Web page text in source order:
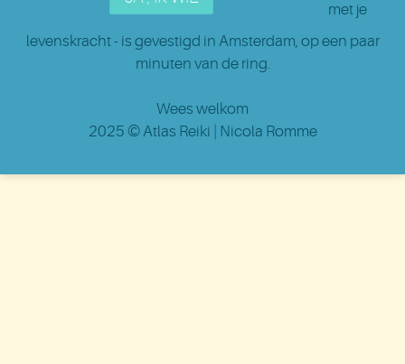
met je
levenskracht - is gevestigd in Amsterdam, op een paar
minuten van de ring.
Wees welkom
2025 ©Atlas Reiki | Nicola Romme